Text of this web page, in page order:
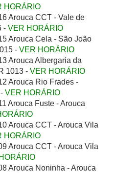
HORÁRIO
Arouca CCT - Vale de
- VER HORÁRIO
Arouca Cela - São João
- VER HORÁRIO
Arouca Albergaria da
1013 - VER HORÁRIO
Arouca Rio Frades -
VER HORÁRIO
Arouca Fuste - Arouca
Arouca CCT - Arouca Vila
HORÁRIO
Arouca CCT - Arouca Vila
Arouca Noninha - Arouca